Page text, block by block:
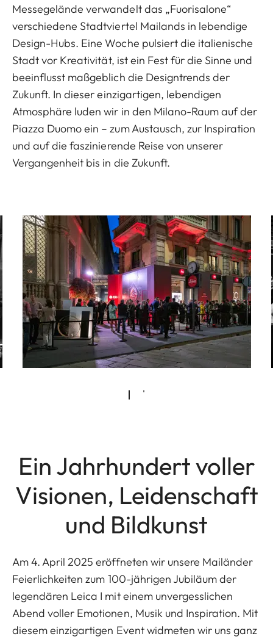
Messegelände verwandelt das „Fuorisalone“
verschiedene Stadtviertel Mailands in lebendige
Design-Hubs. Eine Woche pulsiert die italienische
Stadt vor Kreativität, ist ein Fest für die Sinne und
beeinflusst maßgeblich die Designtrends der
Zukunft. In dieser einzigartigen, lebendigen
Atmosphäre luden wir in den Milano-Raum auf der
Piazza Duomo ein – zum Austausch, zur Inspiration
und auf die faszinierende Reise von unserer
Vergangenheit bis in die Zukunft.
Ein Jahrhundert voller
Visionen, Leidenschaft
und Bildkunst
Am 4. April 2025 eröffneten wir unsere Mailänder
Feierlichkeiten zum 100-jährigen Jubiläum der
legendären Leica I mit einem unvergesslichen
Abend voller Emotionen, Musik und Inspiration. Mit
diesem einzigartigen Event widmeten wir uns ganz